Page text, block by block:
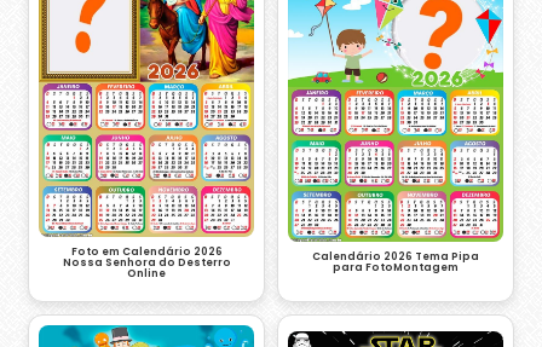
Foto em Calendário 2026
Nossa Senhora do Desterro
Online
Calendário 2026 Tema Pipa
para FotoMontagem